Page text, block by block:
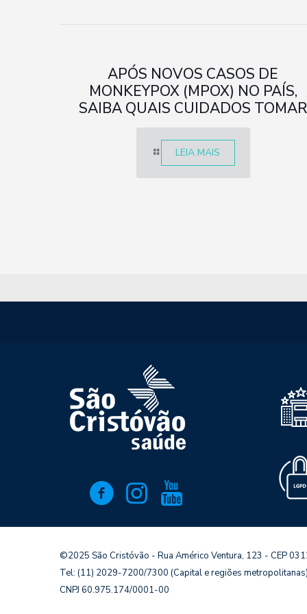
APÓS NOVOS CASOS DE
MONKEYPOX (MPOX) NO PAÍS,
SAIBA QUAIS CUIDADOS TOMAR
LEIA MAIS
©2025 São Cristóvão - Rua Américo Ventura, 123 - CEP
Tel: (11) 2029-7200/7300 (Capital e regiões
CNPJ 60.975.174/0001-00